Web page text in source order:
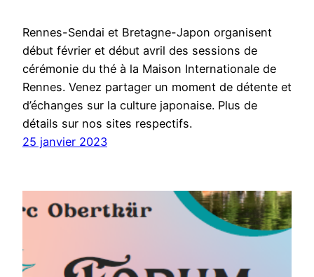
Rennes-Sendai et Bretagne-Japon organisent
début février et début avril des sessions de
cérémonie du thé à la Maison Internationale de
Rennes. Venez partager un moment de détente et
d’échanges sur la culture japonaise. Plus de
détails sur nos sites respectifs.
25 janvier 2023